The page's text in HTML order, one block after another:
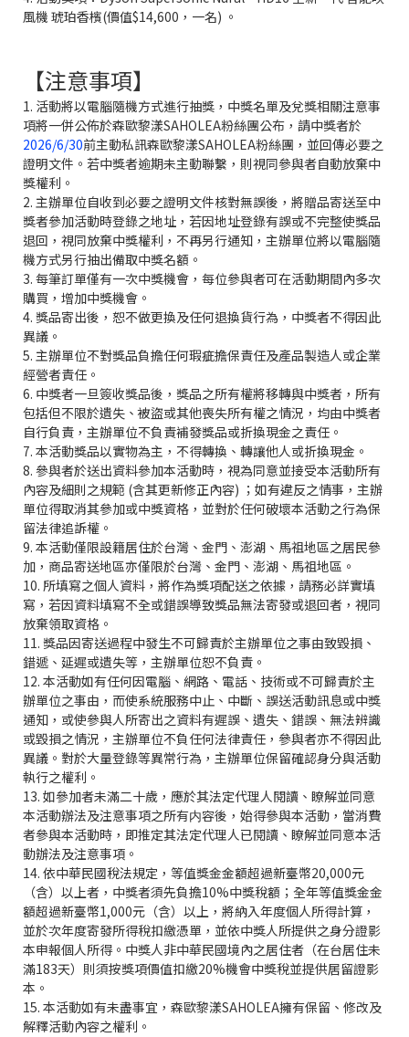
風機 琥珀香檳(價值$14,600，一名) 。
【注意事項】
1. 活動將以電腦隨機方式進行抽獎，中獎名單及兌獎相關注意事
項將一併公佈於森歐黎漾SAHOLEA粉絲團公布，請中獎者於
2026/6/30前主動私訊森歐黎漾SAHOLEA粉絲團，並回傳必要之
證明文件。若中獎者逾期未主動聯繫，則視同參與者自動放棄中
獎權利。
2. 主辦單位自收到必要之證明文件核對無誤後，將贈品寄送至中
獎者參加活動時登錄之地址，若因地址登錄有誤或不完整使獎品
退回，視同放棄中獎權利，不再另行通知，主辦單位將以電腦隨
機方式另行抽出備取中獎名額。
3. 每筆訂單僅有一次中獎機會，每位參與者可在活動期間內多次
購買，增加中獎機會。
4. 獎品寄出後，恕不做更換及任何退換貨行為，中獎者不得因此
異議。
5. 主辦單位不對獎品負擔任何瑕疵擔保責任及產品製造人或企業
經營者責任。
6. 中獎者一旦簽收獎品後，獎品之所有權將移轉與中獎者，所有
包括但不限於遺失、被盜或其他喪失所有權之情況，均由中獎者
自行負責，主辦單位不負責補發獎品或折換現金之責任。
7. 本活動獎品以實物為主，不得轉換、轉讓他人或折換現金。
8. 參與者於送出資料參加本活動時，視為同意並接受本活動所有
內容及細則之規範 (含其更新修正內容) ；如有違反之情事，主辦
單位得取消其參加或中獎資格，並對於任何破壞本活動之行為保
留法律追訴權。
9. 本活動僅限設籍居住於台灣、金門、澎湖、馬祖地區之居民參
加，商品寄送地區亦僅限於台灣、金門、澎湖、馬祖地區。
10. 所填寫之個人資料，將作為獎項配送之依據，請務必詳實填
寫，若因資料填寫不全或錯誤導致獎品無法寄發或退回者，視同
放棄領取資格。
11. 獎品因寄送過程中發生不可歸責於主辦單位之事由致毀損、
錯遞、延遲或遺失等，主辦單位恕不負責。
12. 本活動如有任何因電腦、網路、電話、技術或不可歸責於主
辦單位之事由，而使系統服務中止、中斷、誤送活動訊息或中獎
通知，或使參與人所寄出之資料有遲誤、遺失、錯誤、無法辨識
或毀損之情況，主辦單位不負任何法律責任，參與者亦不得因此
異議。對於大量登錄等異常行為，主辦單位保留確認身分與活動
執行之權利。
13. 如參加者未滿二十歲，應於其法定代理人閱讀、瞭解並同意
本活動辦法及注意事項之所有内容後，始得參與本活動，當消費
者參與本活動時，即推定其法定代理人已閱讀、瞭解並同意本活
動辦法及注意事項。
14. 依中華民國稅法規定，等值獎金金額超過新臺幣20,000元
（含）以上者，中獎者須先負擔10%中獎稅額；全年等值獎金金
額超過新臺幣1,000元（含）以上，將納入年度個人所得計算，
並於次年度寄發所得稅扣繳憑單，並依中獎人所提供之身分證影
本申報個人所得。中獎人非中華民國境內之居住者（在台居住未
滿183天）則須按獎項價值扣繳20%機會中獎稅並提供居留證影
本。
15. 本活動如有未盡事宜，森歐黎漾SAHOLEA擁有保留、修改及
解釋活動內容之權利。